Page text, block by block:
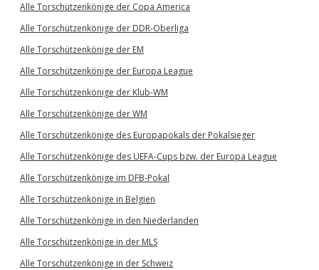
Alle Torschützenkönige der Copa America
Alle Torschützenkönige der DDR-Oberliga
Alle Torschützenkönige der EM
Alle Torschützenkönige der Europa League
Alle Torschützenkönige der Klub-WM
Alle Torschützenkönige der WM
Alle Torschützenkönige des Europapokals der Pokalsieger
Alle Torschützenkönige des UEFA-Cups bzw. der Europa League
Alle Torschützenkönige im DFB-Pokal
Alle Torschützenkönige in Belgien
Alle Torschützenkönige in den Niederlanden
Alle Torschützenkönige in der MLS
Alle Torschützenkönige in der Schweiz